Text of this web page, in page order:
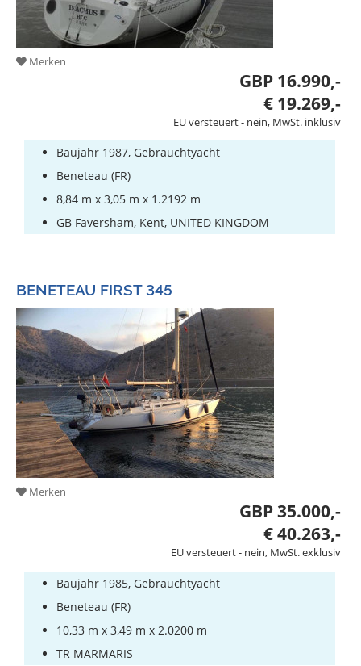
Merken
GBP 16.990,-
€ 19.269,-
EU versteuert - nein, MwSt. inklusiv
Baujahr 1987, Gebrauchtyacht
Beneteau (FR)
8,84 m x 3,05 m x 1.2192 m
GB Faversham, Kent, UNITED KINGDOM
BENETEAU FIRST 345
Merken
GBP 35.000,-
€ 40.263,-
EU versteuert - nein, MwSt. exklusiv
Baujahr 1985, Gebrauchtyacht
Beneteau (FR)
10,33 m x 3,49 m x 2.0200 m
TR MARMARIS